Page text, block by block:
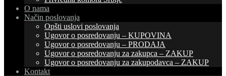
O nama
Način poslovanja
Opšti uslovi poslovanja
Ugovor o posredovanju – KUPOVINA
Ugovor o posredovanju – PRODAJA
Ugovor o posredovanju za zakupca – ZAKUP
Ugovor o posredovanju za zakupodavca – ZAKUP
Kontakt